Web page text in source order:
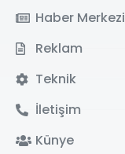
Haber Merkezi
Reklam
Teknik
İletişim
Künye